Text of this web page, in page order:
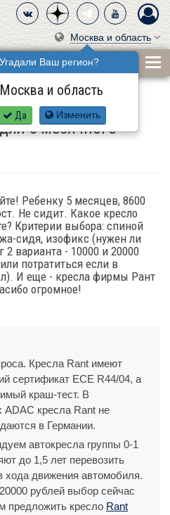
Москва и область
Угадали Ваш регион?
Москва и область
Да Изменить
5 месячного
Ребенку 5 месяцев, 8600
Не сидит. Какое кресло
Критерии выбора: спиной
сидя, изофикс (нужен ли
2 варианта - 10000 и 20000
потратиться если в
И еще - кресла фирмы Рант
огромное!
Кресла Rant имеют
сертификат ECE R44/04, а
краш-тест. В
ADAC кресла Rant не
в Германии.
автокресла группы 0-1
до 1,5 лет перевозить
хода движения автомобиля.
рублей выбор сейчас
предложить кресло Rant